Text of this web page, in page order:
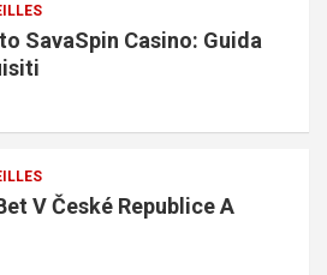
SavaSpin Casino: Guida
V České Republice A